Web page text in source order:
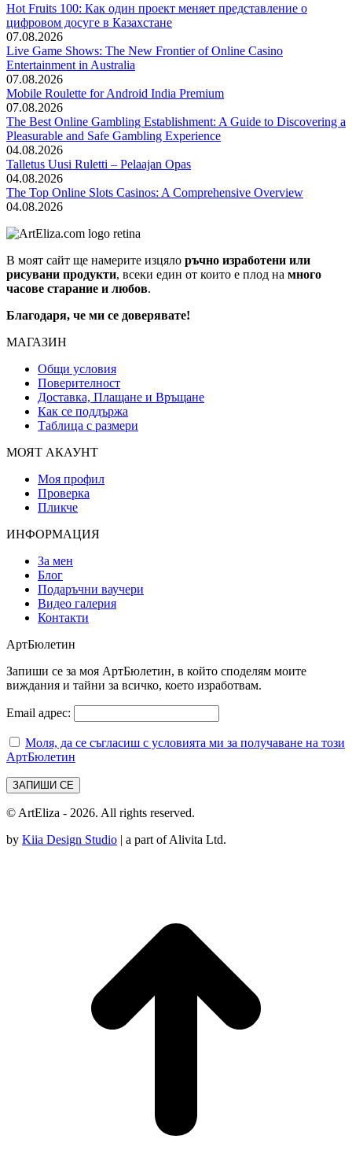
Hot Fruits 100: Как один проект меняет представление о
цифровом досуге в Казахстане
07.08.2026
Live Game Shows: The New Frontier of Online Casino
Entertainment in Australia
07.08.2026
Mobile Roulette for Android India Premium
07.08.2026
The Best Online Gambling Establishment: A Guide to Discovering a
Pleasurable and Safe Gambling Experience
04.08.2026
Talletus Uusi Ruletti – Pelaajan Opas
04.08.2026
The Top Online Slots Casinos: A Comprehensive Overview
04.08.2026
В моят сайт ще намерите изцяло ръчно изработени или
рисувани продукти, всеки един от които е плод на много
часове старание и любов.
Благодаря, че ми се доверявате!
МАГАЗИН
Общи условия
Поверителност
Доставка, Плащане и Връщане
Как се поддържа
Таблица с размери
МОЯТ АКАУНТ
Моя профил
Проверка
Пликче
ИНФОРМАЦИЯ
За мен
Блог
Подаръчни ваучери
Видео галерия
Контакти
АртБюлетин
Запиши се за моя АртБюлетин, в който споделям моите
виждания и тайни за всичко, което изработвам.
Email адрес:
Моля, да се съгласиш с условията ми за получаване на този
АртБюлетин
© ArtEliza - 2026. All rights reserved.
by Kiia Design Studio | a part of Alivita Ltd.